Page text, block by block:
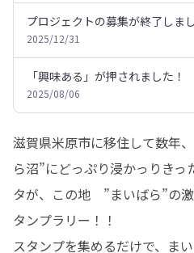
プロジェクトの募集が終了しまし
2025/12/31
「興味ある」が押されました！
2025/08/06
滋賀県米原市に移住して数年
ら沼”にどっぷり浸かっりきっ
タが、この地　”まいばら”の
タンプラリー！！
スタンプを集めるだけで、ま